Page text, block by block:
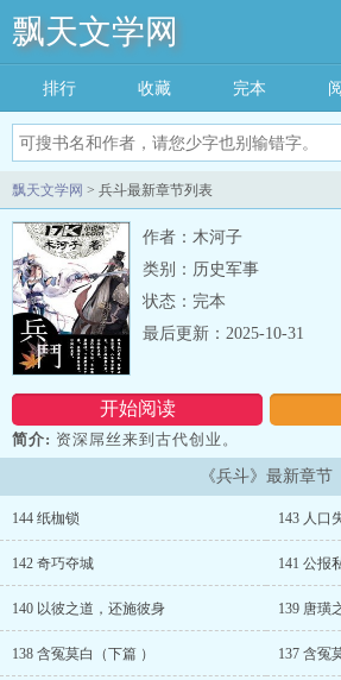
飘天文学网
排行 收藏 完本
飘天文学网 > 兵斗最新章节列表
作者：木河子
类别：历史军事
状态：完本
开始阅读
最后更新：2025-10-31
简介: 资深屌丝来到古代创业。
住房解决了，各种豪宅，各种别墅，偶尔
老婆解决了，古代的，现代的，国内的，
能歌善舞的回鹘姑娘，热烈奔放的现代人
神，善解人意的初恋女友，温柔可爱的东瀛
主，古灵精怪的波斯美人……
手握兵书一卷，纵横五代十国，谈笑之间，
群号：93673938...
《兵斗》最新章节
144 纸枷锁 143 人口
142 奇巧夺城 141 公报
140 以彼之道，还施彼身 139 唐璜
138 含冤莫白（下篇 ） 137 含冤